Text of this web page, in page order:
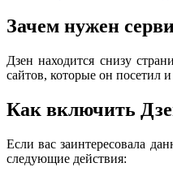
Зачем нужен
Дзен находится снизу
сайтов, которые он посетил и
Как включить
Если вас заинтересовала
следующие действия: